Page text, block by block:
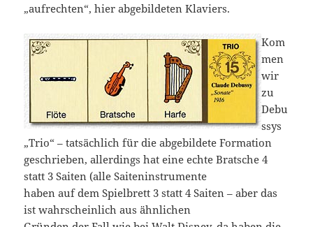
„aufrechten“, hier abgebildeten Klaviers.
Kom
men
wir
zu
Debu
ssys
„Trio“ – tatsächlich für die abgebildete Formation
geschrieben, allerdings hat eine echte Bratsche 4
statt 3 Saiten (alle Saiteninstrumente
haben auf dem Spielbrett 3 statt 4 Saiten – aber das
ist wahrscheinlich aus ähnlichen